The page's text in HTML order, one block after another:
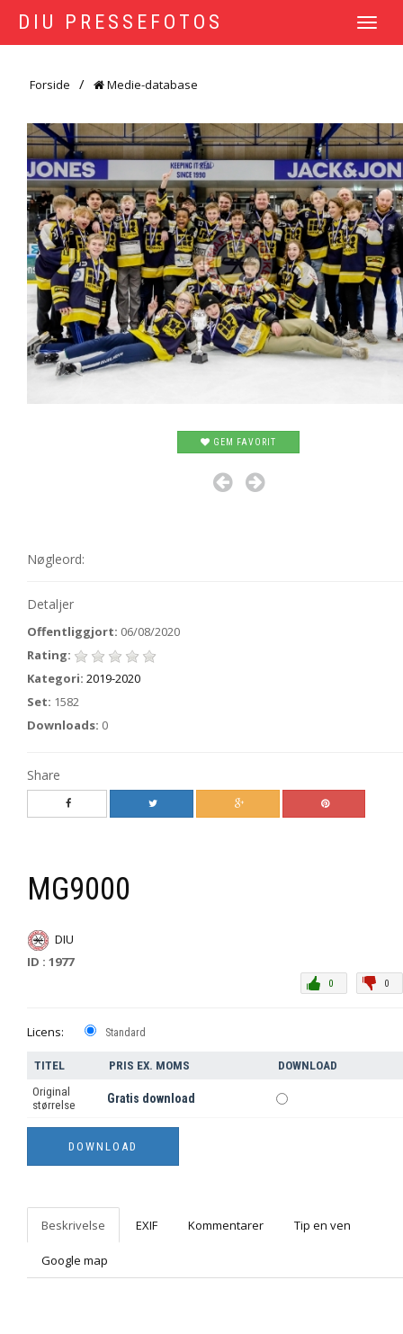
DIU PRESSEFOTOS
TOGGLE
Forside Medie-database
GEM FAVORIT
Nøgleord:
Detaljer
Offentliggjort: 06/08/2020
Rating:
Kategori: 2019-2020
Set: 1582
Downloads: 0
Share
MG9000
DIU
ID : 1977
0
0
Licens: Standard
TITEL PRIS EX. MOMS
DOWNLOAD
Original
størrelse
Gratis download
Beskrivelse EXIF Kommentarer Tip en ven
Google map